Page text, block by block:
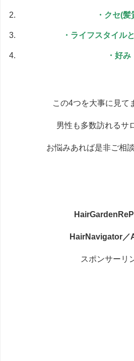
・クセ(髪
・ライフスタイル
・好み
この4つを大事に見て
男性も多数訪れるサ
お悩みあれば是非ご相
HairNavigator／
スポンサーリ